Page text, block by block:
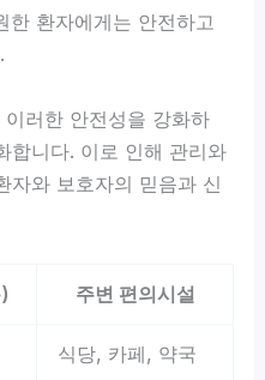
한 환자에게는 안전하고
러한 안전성을 강화하
합니다. 이로 인해 관리와
자와 보호자의 믿음과 신
주변 편의시설
식당, 카페, 약국